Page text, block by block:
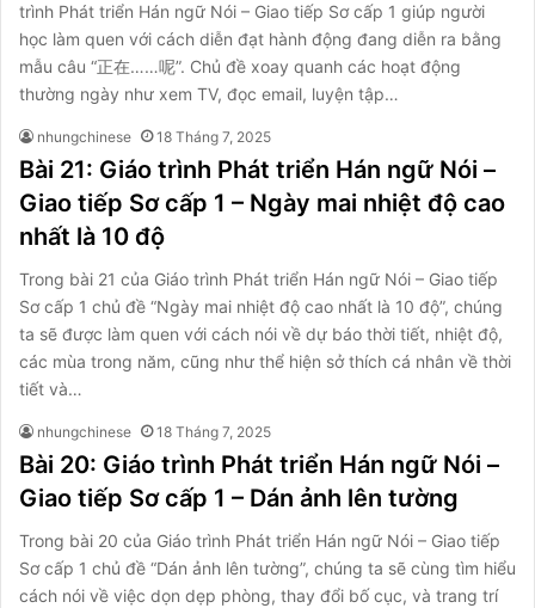
trình Phát triển Hán ngữ Nói – Giao tiếp Sơ cấp 1 giúp người
học làm quen với cách diễn đạt hành động đang diễn ra bằng
mẫu câu “正在……呢”. Chủ đề xoay quanh các hoạt động
thường ngày như xem TV, đọc email, luyện tập…
nhungchinese 18 Tháng 7, 2025
Bài 21: Giáo trình Phát triển Hán ngữ Nói –
Giao tiếp Sơ cấp 1 – Ngày mai nhiệt độ cao
nhất là 10 độ
Trong bài 21 của Giáo trình Phát triển Hán ngữ Nói – Giao tiếp
Sơ cấp 1 chủ đề “Ngày mai nhiệt độ cao nhất là 10 độ”, chúng
ta sẽ được làm quen với cách nói về dự báo thời tiết, nhiệt độ,
các mùa trong năm, cũng như thể hiện sở thích cá nhân về thời
tiết và…
nhungchinese 18 Tháng 7, 2025
Bài 20: Giáo trình Phát triển Hán ngữ Nói –
Giao tiếp Sơ cấp 1 – Dán ảnh lên tường
Trong bài 20 của Giáo trình Phát triển Hán ngữ Nói – Giao tiếp
Sơ cấp 1 chủ đề “Dán ảnh lên tường”, chúng ta sẽ cùng tìm hiểu
cách nói về việc dọn dẹp phòng, thay đổi bố cục, và trang trí